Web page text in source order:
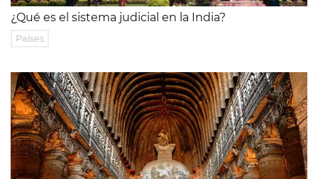
¿Qué es el sistema judicial en la India?
Países